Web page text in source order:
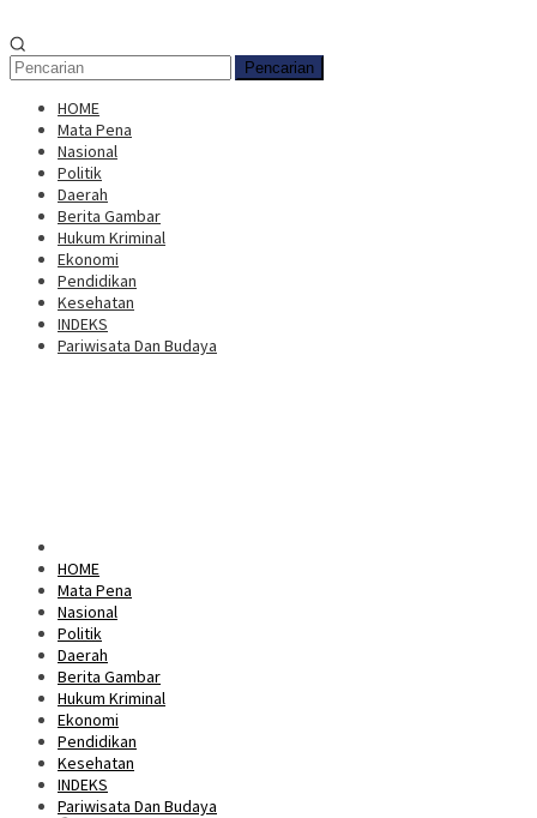
Pencarian
HOME
Mata Pena
Nasional
Politik
Daerah
Berita Gambar
Hukum Kriminal
Ekonomi
Pendidikan
Kesehatan
INDEKS
Pariwisata Dan Budaya
HOME
Mata Pena
Nasional
Politik
Daerah
Berita Gambar
Hukum Kriminal
Ekonomi
Pendidikan
Kesehatan
INDEKS
Pariwisata Dan Budaya